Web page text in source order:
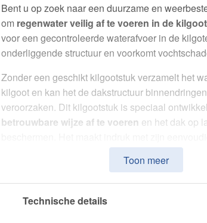
Bent u op zoek naar een duurzame en
om regenwater veilig af te voeren in de
voor een gecontroleerde waterafvoer in de
onderliggende structuur en voorkomt
Zonder een geschikt kilgootstuk verzamelt het
kilgoot en kan het de dakstructuur
veroorzaken. Dit kilgootstuk is speciaal
betrouwbare wijze af te voeren en het dak op
weerstand en robuuste coating.
met eenmateriaaldikte van
gemakkelijk aan uw dak aanpassen. Dankzij de
Toon meer
Technische details